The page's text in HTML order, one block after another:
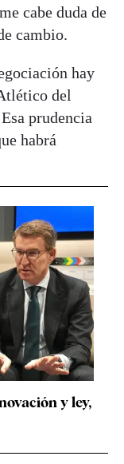
cabe duda de
cambio.
hay
del
prudencia
habrá
y ley,